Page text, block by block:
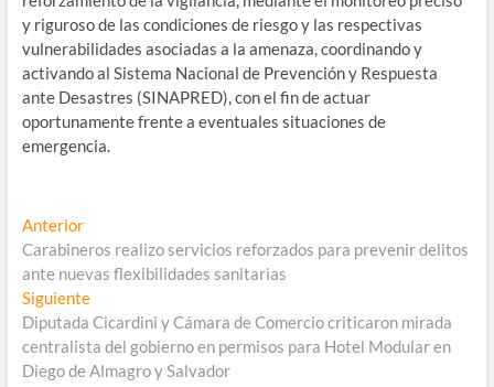
y riguroso de las condiciones de riesgo y las respectivas
vulnerabilidades asociadas a la amenaza, coordinando y
activando al Sistema Nacional de Prevención y Respuesta
ante Desastres (SINAPRED), con el fin de actuar
oportunamente frente a eventuales situaciones de
emergencia.
Navegación
de
entradas
AnteriorEntrada
anterior:
Carabineros realizo servicios reforzados para prevenir delitos
ante nuevas flexibilidades sanitarias
SiguienteEntrada
siguiente:
Diputada Cicardini y Cámara de Comercio criticaron mirada
centralista del gobierno en permisos para Hotel Modular en
Diego de Almagro y Salvador